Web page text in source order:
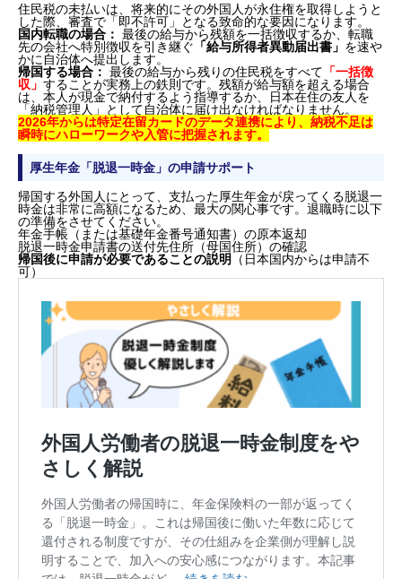
住民税の未払いは、将来的にその外国人が永住権を取得しようと
した際、審査で「即不許可」となる致命的な要因になります。
国内転職の場合： 最後の給与から残額を一括徴収するか、転職
先の会社へ特別徴収を引き継ぐ 「給与所得者異動届出書」 を速や
かに自治体へ提出します。
帰国する場合： 最後の給与から残りの住民税をすべて 「一括徴
収」 することが実務上の鉄則です。残額が給与額を超える場合
は、本人が現金で納付するよう指導するか、日本在住の友人を
「納税管理人」として自治体に届け出なければなりません。
2026年からは特定在留カードのデータ連携により、納税不足は
瞬時にハローワークや入管に把握されます。
厚生年金「脱退一時金」の申請サポート
帰国する外国人にとって、支払った厚生年金が戻ってくる脱退一
時金は非常に高額になるため、最大の関心事です。退職時に以下
の準備をさせてください。
年金手帳（または基礎年金番号通知書）の原本返却
脱退一時金申請書の送付先住所（母国住所）の確認
帰国後に申請が必要であることの説明
（日本国内からは申請不
可）
1. 特定技能外国人の退職時に発生する「3つの届出
ート」